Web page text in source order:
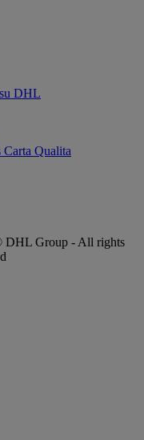
DHL
Qualita
DHL Group - All rights